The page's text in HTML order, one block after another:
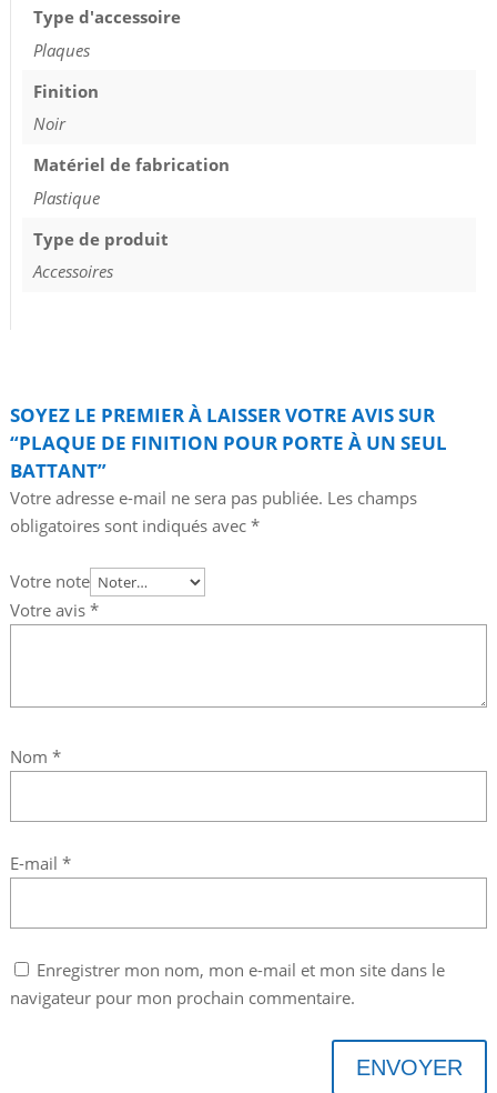
Type d'accessoire
Plaques
Finition
Noir
Matériel de fabrication
Plastique
Type de produit
Accessoires
SOYEZ LE PREMIER À LAISSER VOTRE AVIS SUR
“PLAQUE DE FINITION POUR PORTE À UN SEUL
BATTANT”
Votre adresse e-mail ne sera pas publiée. Les champs
obligatoires sont indiqués avec *
Votre note
Votre avis *
Nom *
E-mail *
Enregistrer mon nom, mon e-mail et mon site dans le
navigateur pour mon prochain commentaire.
ENVOYER